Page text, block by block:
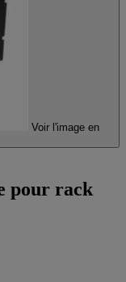
Voir l'image en
pour rack